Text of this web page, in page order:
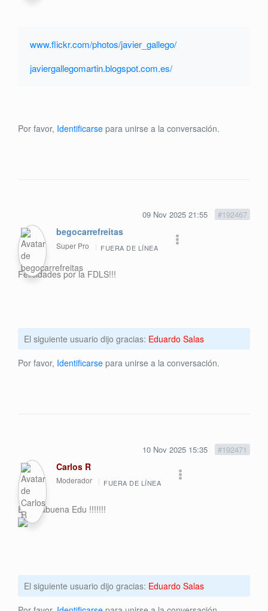
www.flickr.com/photos/javier_gallego/
javiergallegomartin.blogspot.com.es/
Por favor, Identificarse para unirse a la conversación.
09 Nov 2025 21:55 #192467
begocarrefreitas
Super Pro FUERA DE LÍNEA
Felicidades por la FDLS!!!
El siguiente usuario dijo gracias: Eduardo Salas
Por favor, Identificarse para unirse a la conversación.
10 Nov 2025 15:35 #192471
Carlos R
Moderador FUERA DE LÍNEA
Enhorabuena Edu !!!!!!!
El siguiente usuario dijo gracias: Eduardo Salas